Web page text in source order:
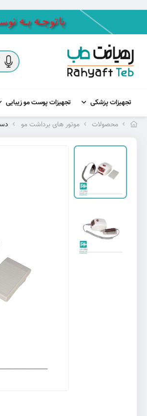
تجهیزات پزشکی تجهیزات پوست مو زیبایی
محصولات موتور های برداشت مو